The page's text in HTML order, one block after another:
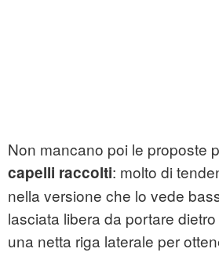
Non mancano poi le proposte
capelli raccolti: molto di
nella versione che lo vede
lasciata libera da portare
una netta riga laterale per